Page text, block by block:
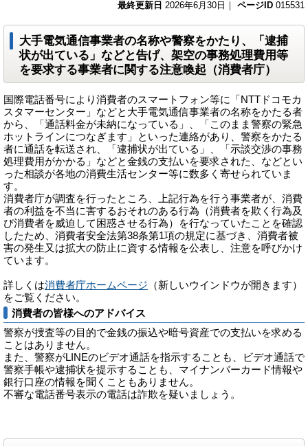
最終更新日 2026年6月30日｜ ページID 015531
大手電気通信事業者の名称や警察をかたり、「逮捕
状が出ている」などと告げ、架空の事務処理費用等
を要求する事業者に関する注意喚起（消費者庁）
国際電話番号により消費者のスマートフォン等に「NTTドコモカ
スタマーセンター」などと大手電気通信事業者の名称をかたる者
から、「通話料金が未納になっている」、「このまま警察の緊急
ホットラインにつなぎます」といった連絡があり、警察をかたる
者に通話を転送され、「逮捕状が出ている」、「示談交渉の事務
処理費用がかかる」などと金銭の支払いを要求された、などとい
った相談が各地の消費生活センター等に数多く寄せられていま
す。
消費者庁が調査を行ったところ、上記行為を行う事業者が、消費
者の利益を不当に害するおそれのある行為（消費者を欺く行為及
び消費者を威迫して困惑させる行為）を行なっていたことを確認
したため、消費者安全法第38条第1項の規定に基づき、消費者被
害の発生又は拡大の防止に資する情報を公表し、注意を呼びかけ
ています。
詳しくは消費者庁ホームページ （新しいウインドウが開きます）
をご覧ください。
消費者の皆様へのアドバイス
警察が捜査等の目的で金銭の振込や暗号資産での支払いを求める
ことはありません。
また、警察がLINEのビデオ通話を指示することも、ビデオ通話で
警察手帳や逮捕状を提示することも、マイナンバーカード情報や
銀行口座の情報を聞くこともありません。
不審な電話番号表示の電話は詐欺を疑いましょう。